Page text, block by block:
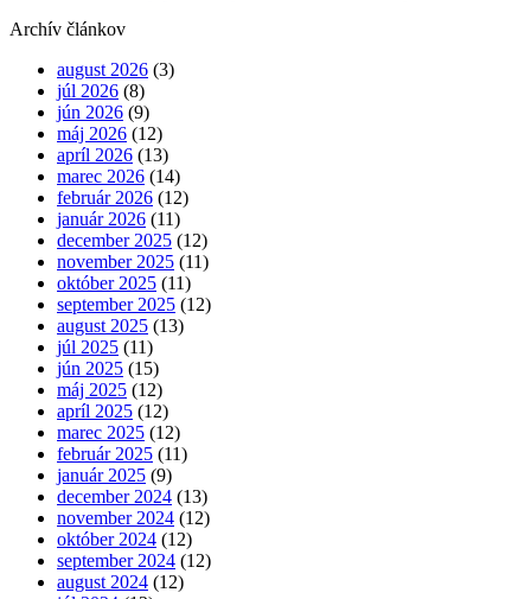
Archív článkov
august 2026 (3)
júl 2026 (8)
jún 2026 (9)
máj 2026 (12)
apríl 2026 (13)
marec 2026 (14)
február 2026 (12)
január 2026 (11)
december 2025 (12)
november 2025 (11)
október 2025 (11)
september 2025 (12)
august 2025 (13)
júl 2025 (11)
jún 2025 (15)
máj 2025 (12)
apríl 2025 (12)
marec 2025 (12)
február 2025 (11)
január 2025 (9)
december 2024 (13)
november 2024 (12)
október 2024 (12)
september 2024 (12)
august 2024 (12)